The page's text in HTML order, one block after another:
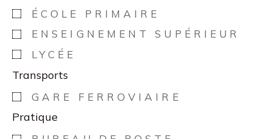
ÉCOLE PRIMAIRE
ENSEIGNEMENT SUPÉRIEUR
LYCÉE
Transports
GARE FERROVIAIRE
Pratique